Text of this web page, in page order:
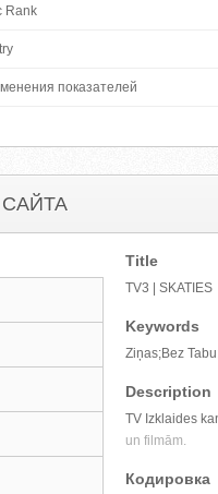
Rank
показателей
Title
TV3 | SKATIES
Keywords
Ziņas;Bez
Description
TV Izklaides
un filmām.
Кодировка